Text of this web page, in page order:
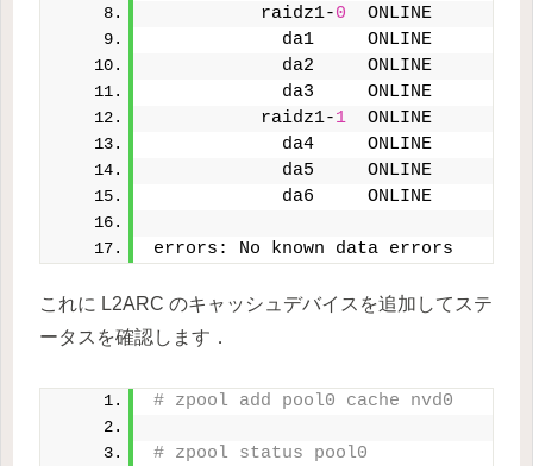
          raidz1-
0
  ONLINE
            da1     ONLINE
            da2     ONLINE
            da3     ONLINE
          raidz1-
1
  ONLINE
            da4     ONLINE
            da5     ONLINE
            da6     ONLINE
errors: No known data errors
これに L2ARC のキャッシュデバイスを追加してステ
ータスを確認します．
# zpool add pool0 cache nvd0
# zpool status pool0